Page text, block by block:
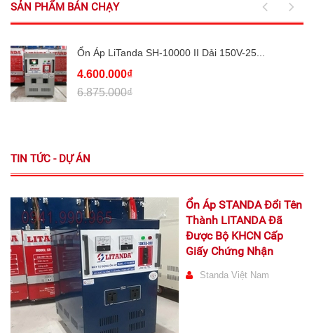
SẢN PHẨM BÁN CHẠY
Ổn Áp LiTanda SH-10000 II Dải 150V-25...
4.600.000₫
6.875.000₫
TIN TỨC - DỰ ÁN
Ổn Áp STANDA Đổi Tên
Thành LITANDA Đã
Được Bộ KHCN Cấp
Giấy Chứng Nhận
Standa Việt Nam